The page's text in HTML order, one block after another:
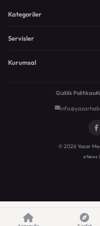
Kategoriler
Servisler
Kurumsal
Gizlilik Politikası
© 2026 Yazar
eNews |